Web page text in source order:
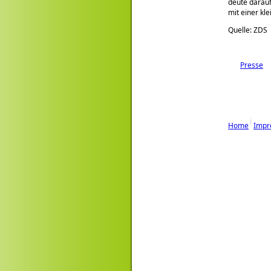
mit einer
Quelle: ZDS
Presse
Home